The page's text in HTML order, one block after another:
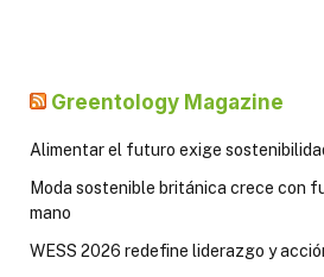
Greentology Magazine
Alimentar el futuro exige
Moda sostenible británica crece con
mano
WESS 2026 redefine liderazgo y